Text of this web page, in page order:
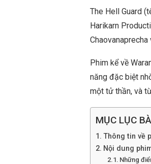
The Hell Guard
Harikarn
Phim kể về
năng đặc biệt
một tử thần, và
MỤC LỤC
Thông tin về
Nội dung
Những